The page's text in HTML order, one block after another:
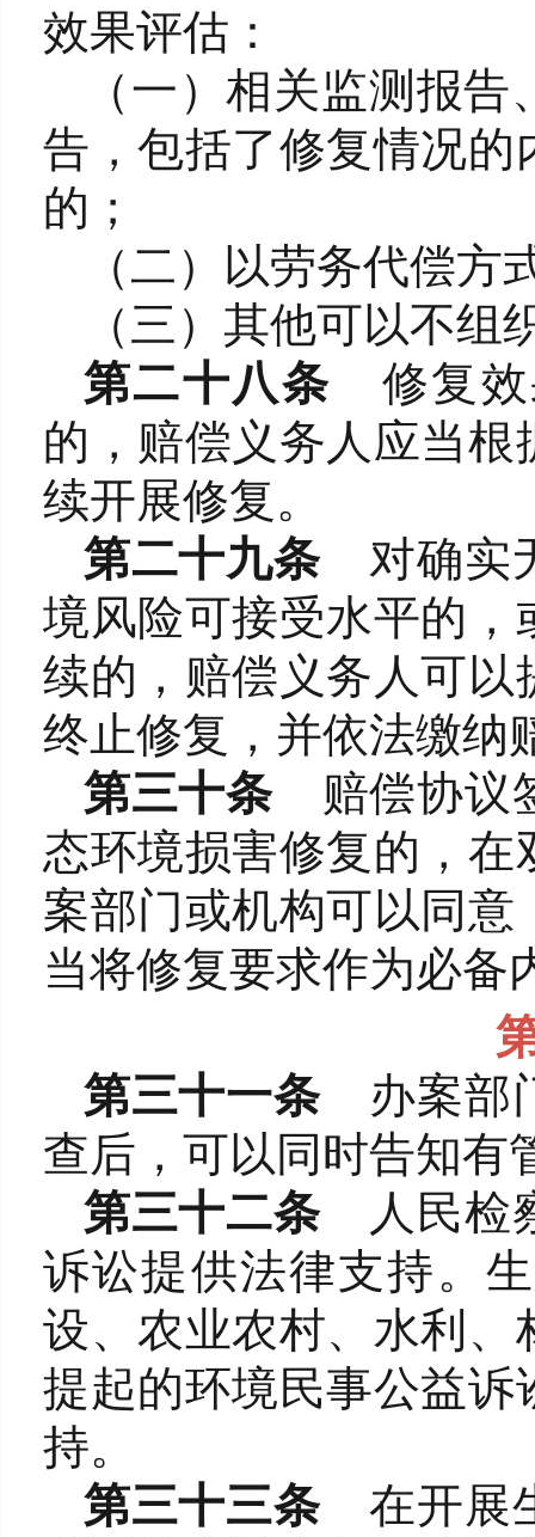
效果评估：
（一）相关监测报
告，包括了修复情况
的；
（二）以劳务代偿
（三）其他可以不
第二十八条
修复
的，赔偿义务人应当
续开展修复。
第二十九条
对确实
境风险可接受水平的
续的，赔偿义务人可
终止修复，并依法缴纳
第三十条
赔偿协议
态环境损害修复的，
案部门或机构可以同
当将修复要求作为必备
第三十一条
办案部
查后，可以同时告知有
第三十二条
人民检
诉讼提供法律支持。
设、农业农村、水利
提起的环境民事公益
持。
第三十三条
在开展